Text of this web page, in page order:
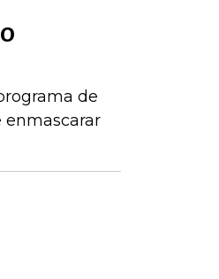
de
enmascarar